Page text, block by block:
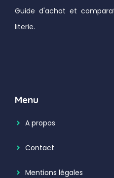
Guide d'achat et
literie.
Menu
A propos
Contact
Mentions légales